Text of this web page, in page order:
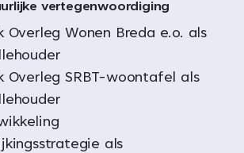
vertegenwoordiging
Overleg Wonen Breda e.o. als
Overleg SRBT-woontafel als
als